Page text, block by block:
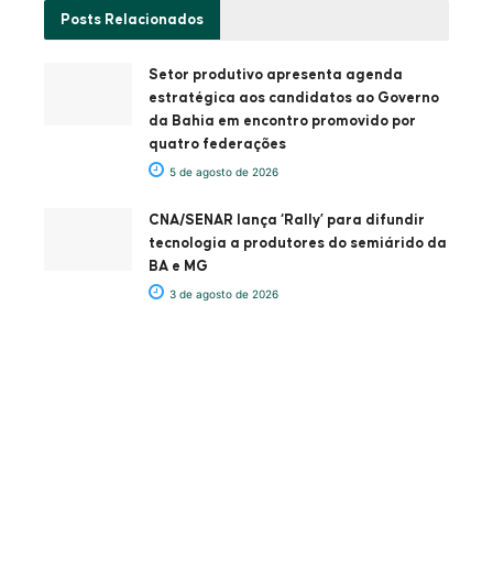
Posts Relacionados
Setor produtivo apresenta agenda
estratégica aos candidatos ao Governo
da Bahia em encontro promovido por
quatro federações
5 de agosto de 2026
CNA/SENAR lança ‘Rally’ para difundir
tecnologia a produtores do semiárido da
BA e MG
3 de agosto de 2026